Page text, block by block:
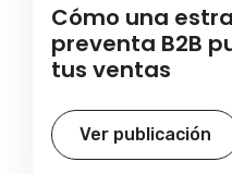
Cómo una
preventa B2B
tus ventas
Ver publicación